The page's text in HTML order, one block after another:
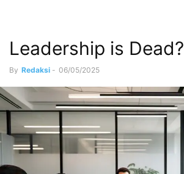
Leadership is Dead?
By Redaksi - 06/05/2025